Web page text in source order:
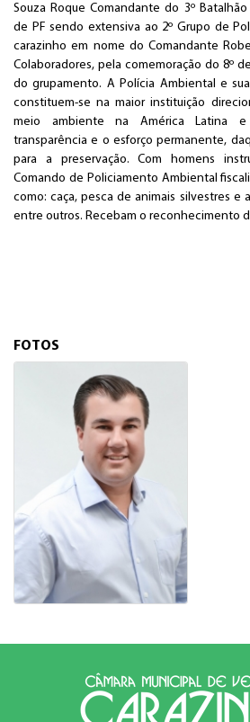
Souza Roque Comandante do 3º
de PF sendo extensiva ao 2º Grupo de
carazinho em nome do Comandante
Colaboradores, pela comemoração do 8º
do grupamento. A Polícia Ambiental e
constituem-se na maior instituição
meio ambiente na América Latina e
transparência e o esforço permanente,
para a preservação. Com homens
Comando de Policiamento Ambiental
como: caça, pesca de animais silvestres e
entre outros. Recebam o reconhecimento
FOTOS